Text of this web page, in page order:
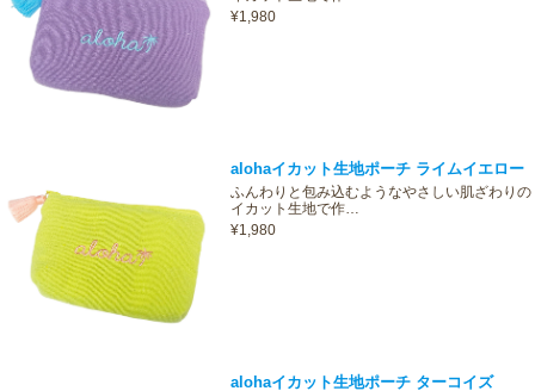
¥1,980
alohaイカット生地ポーチ ライムイエロー
ふんわりと包み込むようなやさしい肌ざわりの
イカット生地で作…
¥1,980
alohaイカット生地ポーチ ターコイズ